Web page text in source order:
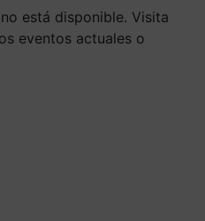
está disponible. Visita
eventos actuales o